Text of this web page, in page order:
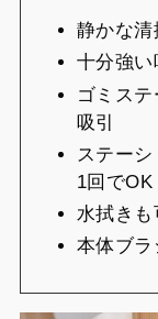
静かな清
十分強い
ゴミス
吸引
ステー
1回でOK
水拭きも
本体ブ